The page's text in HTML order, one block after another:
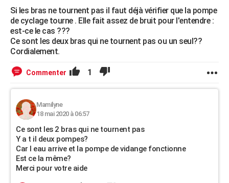
Si les bras ne tournent pas il faut déjà vérifier que la pompe
de cyclage tourne . Elle fait assez de bruit pour l'entendre :
est-ce le cas ???
Ce sont les deux bras qui ne tournent pas ou un seul??
Cordialement.
Commenter 1
Mamilyne
18 mai 2020 à 06:57
Ce sont les 2 bras qui ne tournent pas
Y a t il deux pompes?
Car l eau arrive et la pompe de vidange fonctionne
Est ce la même?
Merci pour votre aide